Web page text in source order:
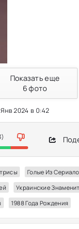
Показать еще
6фото
2024 в 0:42
Голые Из
Украинские
1988 Года Рождения